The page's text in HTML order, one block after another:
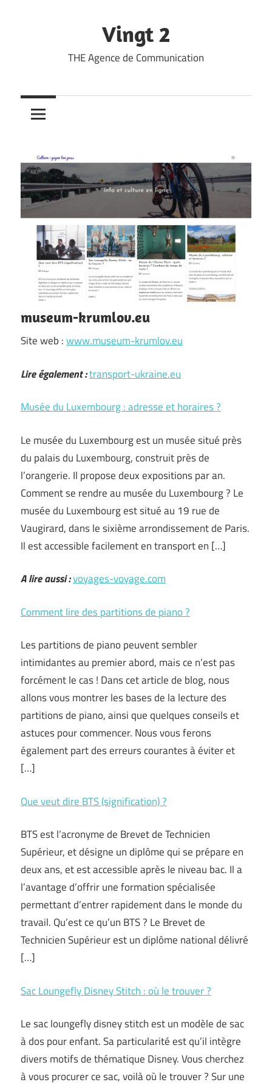
Vingt 2
THE Agence de Communication
museum-krumlov.eu
Site web :www.museum-krumlov.eu
Lire également :transport-ukraine.eu
Musée du Luxembourg : adresse et horaires ?
Le musée du Luxembourg est un musée situé près
du palais du Luxembourg, construit près de
l’orangerie. Il propose deux expositions par an.
Comment se rendre au musée du Luxembourg ? Le
musée du Luxembourg est situé au 19 rue de
Vaugirard, dans le sixième arrondissement de Paris.
Il est accessible facilement en transport en […]
A lire aussi :voyages-voyage.com
Comment lire des partitions de piano ?
Les partitions de piano peuvent sembler
intimidantes au premier abord, mais ce n’est pas
forcément le cas ! Dans cet article de blog, nous
allons vous montrer les bases de la lecture des
partitions de piano, ainsi que quelques conseils et
astuces pour commencer. Nous vous ferons
également part des erreurs courantes à éviter et
[…]
Que veut dire BTS (signification) ?
BTS est l’acronyme de Brevet de Technicien
Supérieur, et désigne un diplôme qui se prépare en
deux ans, et est accessible après le niveau bac. Il a
l’avantage d’offrir une formation spécialisée
permettant d’entrer rapidement dans le monde du
travail. Qu’est ce qu’un BTS ? Le Brevet de
Technicien Supérieur est un diplôme national délivré
[…]
Sac Loungefly Disney Stitch : où le trouver ?
Le sac loungefly disney stitch est un modèle de sac
à dos pour enfant. Sa particularité est qu’il intègre
divers motifs de thématique Disney. Vous cherchez
à vous procurer ce sac, voilà où le trouver ? Sur une